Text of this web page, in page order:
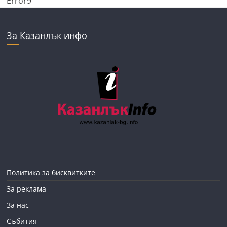
За Казанлък инфо
Политика за бисквитките
За реклама
За нас
Събития